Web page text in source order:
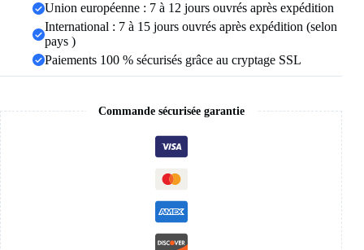
d'anniversaire,Union européenne : 7 à 12 jours ouvrés après expédition
International : 7 à 15 jours ouvrés après expédition (selon
pays )
Paiements 100 % sécurisés grâce au cryptage SSL
Commande sécurisée garantie